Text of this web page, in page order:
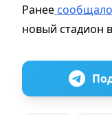
Ранее
новый стадион